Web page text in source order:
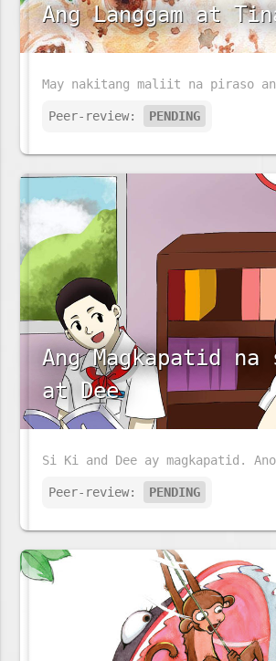
Ang Langgam at
Peer-review: PENDING
Ang Magkapatid
at Dee
Peer-review: PENDING